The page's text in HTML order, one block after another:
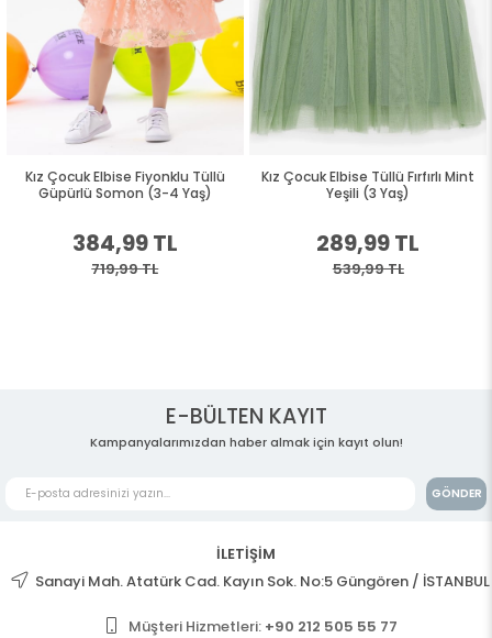
Kız Çocuk Elbise Fiyonklu Tüllü
Güpürlü Somon (3-4 Yaş)
384,99 TL
719,99 TL
Kız Çocuk Elbise Tüllü Fırfırlı Mint
Yeşili (3 Yaş)
289,99 TL
539,99 TL
E-BÜLTEN KAYIT
Kampanyalarımızdan haber almak için kayıt olun!
GÖNDER
İLETİŞİM
Sanayi Mah. Atatürk Cad. Kayın Sok. No:5 Güngören / İSTANBUL
Müşteri Hizmetleri: +90 212 505 55 77